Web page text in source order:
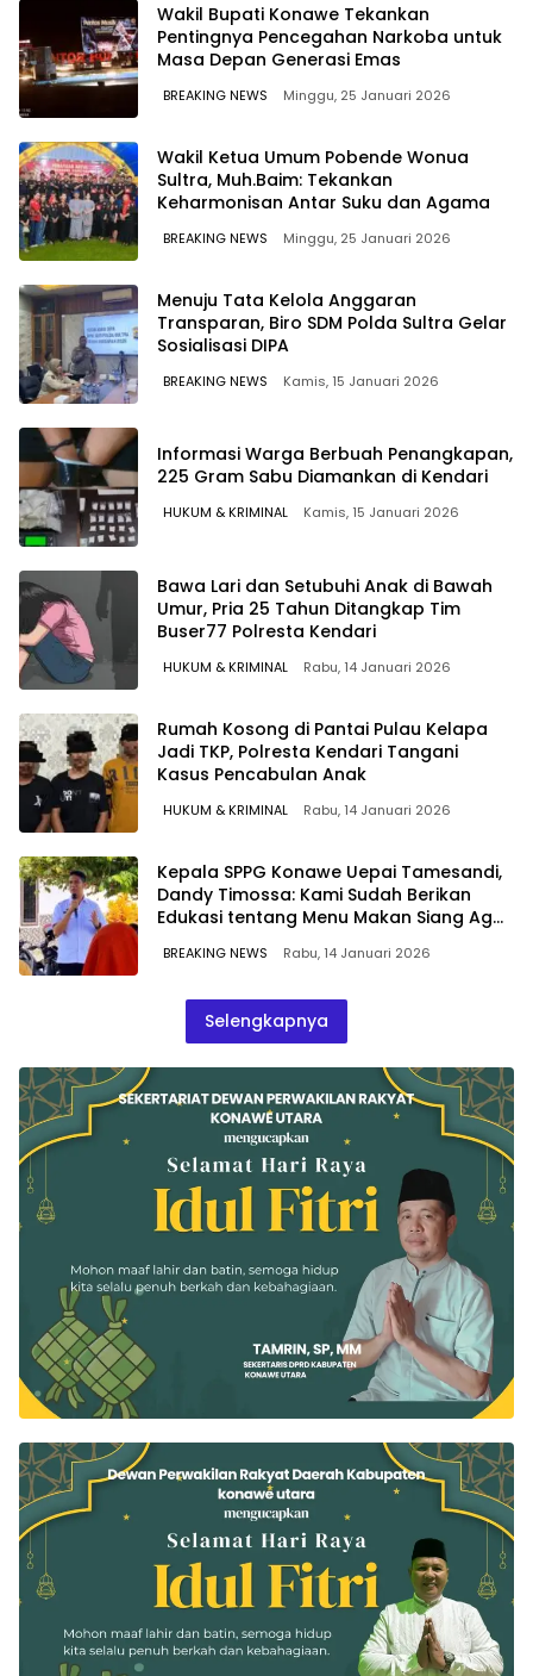
Wakil Bupati Konawe Tekankan
Pentingnya Pencegahan Narkoba untuk
Masa Depan Generasi Emas
BREAKING NEWS Minggu, 25 Januari 2026
Wakil Ketua Umum Pobende Wonua
Sultra, Muh.Baim: Tekankan
Keharmonisan Antar Suku dan Agama
BREAKING NEWS Minggu, 25 Januari 2026
Menuju Tata Kelola Anggaran
Transparan, Biro SDM Polda Sultra Gelar
Sosialisasi DIPA
BREAKING NEWS Kamis, 15 Januari 2026
Informasi Warga Berbuah Penangkapan,
225 Gram Sabu Diamankan di Kendari
HUKUM & KRIMINAL Kamis, 15 Januari 2026
Bawa Lari dan Setubuhi Anak di Bawah
Umur, Pria 25 Tahun Ditangkap Tim
Buser77 Polresta Kendari
HUKUM & KRIMINAL Rabu, 14 Januari 2026
Rumah Kosong di Pantai Pulau Kelapa
Jadi TKP, Polresta Kendari Tangani
Kasus Pencabulan Anak
HUKUM & KRIMINAL Rabu, 14 Januari 2026
Kepala SPPG Konawe Uepai Tamesandi,
Dandy Timossa: Kami Sudah Berikan
Edukasi tentang Menu Makan Siang Agar
BREAKING NEWS Rabu, 14 Januari 2026
Selengkapnya